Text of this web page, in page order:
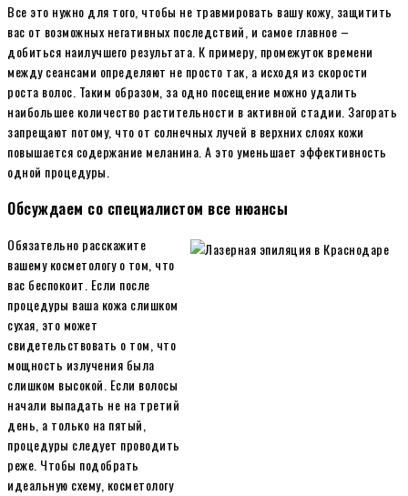
Все это нужно для того, чтобы не травмировать вашу кожу, защитить
вас от возможных негативных последствий, и самое главное –
добиться наилучшего результата. К примеру, промежуток времени
между сеансами определяют не просто так, а исходя из скорости
роста волос. Таким образом, за одно посещение можно удалить
наибольшее количество растительности в активной стадии. Загорать
запрещают потому, что от солнечных лучей в верхних слоях кожи
повышается содержание меланина. А это уменьшает эффективность
одной процедуры.
Обсуждаем со специалистом все нюансы
Обязательно расскажите
вашему косметологу о том, что
вас беспокоит. Если после
процедуры ваша кожа слишком
сухая, это может
свидетельствовать о том, что
мощность излучения была
слишком высокой. Если волосы
начали выпадать не на третий
день, а только на пятый,
процедуры следует проводить
реже. Чтобы подобрать
идеальную схему, косметологу